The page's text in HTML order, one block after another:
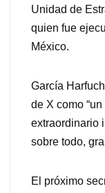
Unidad de
quien fue
México.
García
de X como
extraordinario
sobre todo,
El próximo